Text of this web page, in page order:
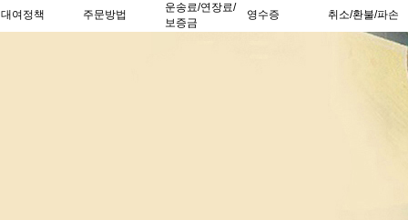
대여정책 주문방법
운송료/연장료/
보증금
영수증 취소/환불/파손